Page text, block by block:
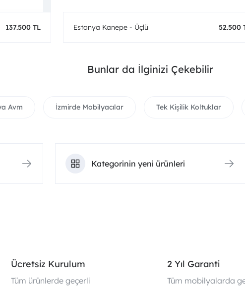
137.500 TL Estonya Kanepe - Üçlü 52.500
Bunlar da İlginizi Çekebilir
Avm İzmirde Mobilyacılar Tek Kişilik Koltuklar
Kategorinin yeni ürünleri
Ücretsiz Kurulum
Tüm ürünlerde geçerli
2 Yıl Garanti
Tüm mobilyalarda